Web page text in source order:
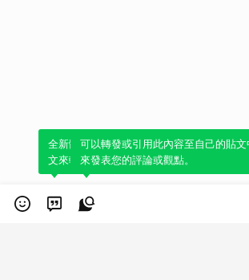
全新體驗！一鍵引用此內容，透過發布貼
文來輕鬆表達個人立場。
可以轉發或引用此內容至自己的貼文
來發表您的評論或觀點。